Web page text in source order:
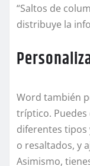
“Saltos de
distribuye la
Word también
tríptico.
diferentes tipos
o resaltados, y
Asimismo,